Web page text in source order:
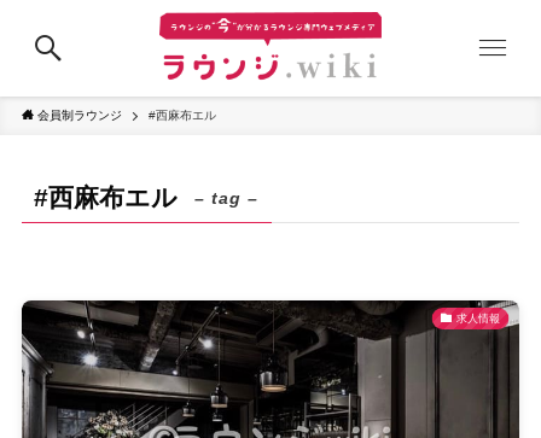
会員制ラウンジ #西麻布エル
#西麻布エル – tag –
求人情報